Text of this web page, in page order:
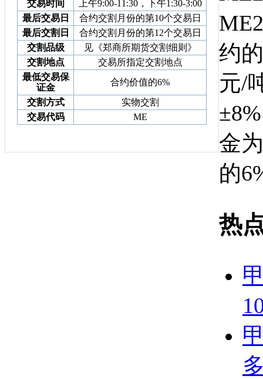
交易时间
上午9:00-11:30，下午1:30-3:00
最后交易日
合约交割月份的第10个交易日
最后交割日
合约交割月份的第12个交易日
交割品级
见《郑商所期货交割细则》
交割地点
交易所指定交割地点
最低交易保
证金
合约价值的6%
交割方式
实物交割
交易代码
ME
约
元/
金
的
热